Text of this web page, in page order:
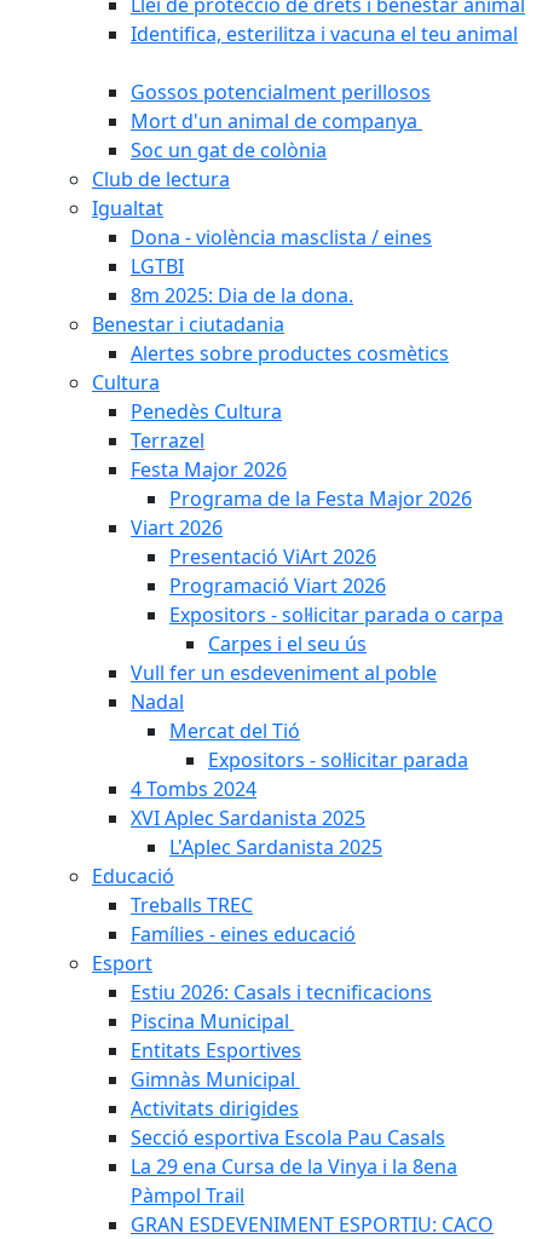
Identifica, esterilitza i vacuna el teu animal
Gossos potencialment perillosos
Mort d'un animal de companya
Soc un gat de colònia
Club de lectura
Igualtat
Dona - violència masclista / eines
LGTBI
8m 2025: Dia de la dona.
Benestar i ciutadania
Alertes sobre productes cosmètics
Cultura
Penedès Cultura
Terrazel
Festa Major 2026
Programa de la Festa Major 2026
Viart 2026
Presentació ViArt 2026
Programació Viart 2026
Expositors - sol·licitar parada o carpa
Carpes i el seu ús
Vull fer un esdeveniment al poble
Nadal
Mercat del Tió
Expositors - sol·licitar parada
4 Tombs 2024
XVI Aplec Sardanista 2025
L'Aplec Sardanista 2025
Educació
Treballs TREC
Famílies - eines educació
Esport
Estiu 2026: Casals i tecnificacions
Piscina Municipal
Entitats Esportives
Gimnàs Municipal
Activitats dirigides
Secció esportiva Escola Pau Casals
La 29 ena Cursa de la Vinya i la 8ena
Pàmpol Trail
GRAN ESDEVENIMENT ESPORTIU: CACO